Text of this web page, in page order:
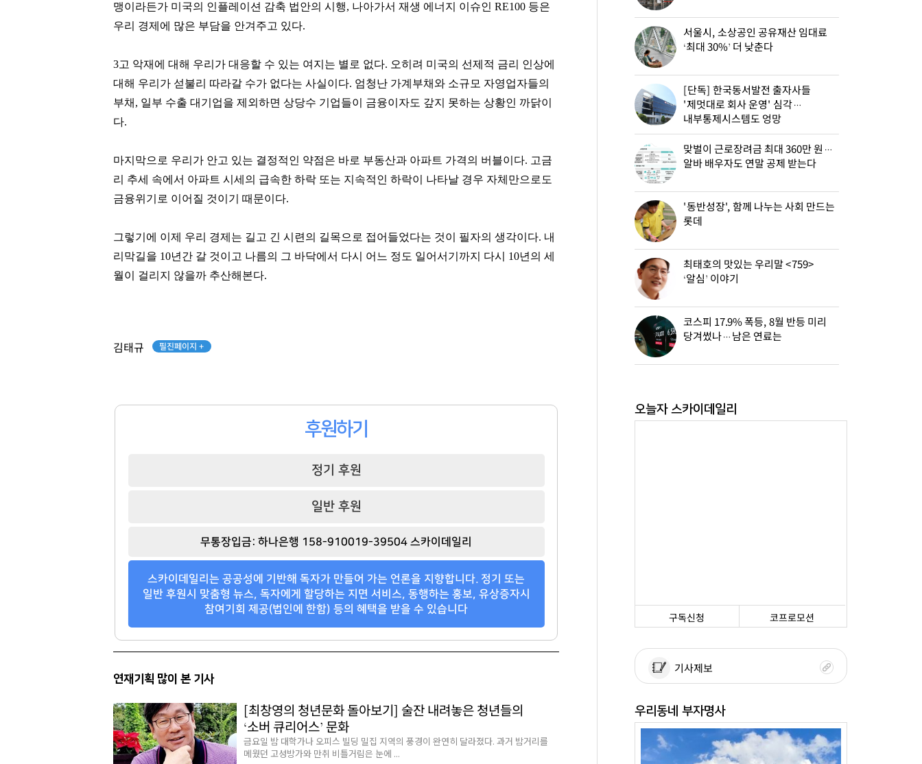
맹이라든가 미국의 인플레이션 감축 법안의 시행, 나아가서 재생 에너지 이슈인 RE100 등은
우리 경제에 많은 부담을 안겨주고 있다.
3고 악재에 대해 우리가 대응할 수 있는 여지는 별로 없다. 오히려 미국의 선제적 금리 인상에
대해 우리가 섣불리 따라갈 수가 없다는 사실이다. 엄청난 가계부채와 소규모 자영업자들의
부채, 일부 수출 대기업을 제외하면 상당수 기업들이 금융이자도 갚지 못하는 상황인 까닭이
다.
마지막으로 우리가 안고 있는 결정적인 약점은 바로 부동산과 아파트 가격의 버블이다. 고금
리 추세 속에서 아파트 시세의 급속한 하락 또는 지속적인 하락이 나타날 경우 자체만으로도
금융위기로 이어질 것이기 때문이다.
그렇기에 이제 우리 경제는 길고 긴 시련의 길목으로 접어들었다는 것이 필자의 생각이다. 내
리막길을 10년간 갈 것이고 나름의 그 바닥에서 다시 어느 정도 일어서기까지 다시 10년의 세
월이 걸리지 않을까 추산해본다.
김태규 필진페이지 +
후원하기
정기 후원
일반 후원
무통장입금: 하나은행 158-910019-39504 스카이데일리
스카이데일리는 공공성에 기반해 독자가 만들어 가는 언론을 지향합니다. 정기 또는
일반 후원시 맞춤형 뉴스, 독자에게 할당하는 지면 서비스, 동행하는 홍보, 유상증자시
참여기회 제공(법인에 한함) 등의 혜택을 받을 수 있습니다
연재기획 많이 본 기사
[최창영의 청년문화 돌아보기] 술잔 내려놓은 청년들의
‘소버 큐리어스’ 문화
금요일 밤 대학가나 오피스 빌딩 밀집 지역의 풍경이 완연히 달라졌다. 과거 밤거리를
메웠던 고성방가와 만취 비틀거림은 눈에 ...
서울시, 소상공인 공유재산 임대료
‘최대 30%’ 더 낮춘다
[단독] 한국동서발전 출자사들
'제멋대로 회사 운영' 심각…
내부통제시스템도 엉망
맞벌이 근로장려금 최대 360만 원…
알바 배우자도 연말 공제 받는다
'동반성장', 함께 나누는 사회 만드는
롯데
최태호의 맛있는 우리말 <759>
‘알심’ 이야기
코스피 17.9% 폭등, 8월 반등 미리
당겨썼나…남은 연료는
오늘자 스카이데일리
구독신청 코프로모션
기사제보
우리동네 부자명사